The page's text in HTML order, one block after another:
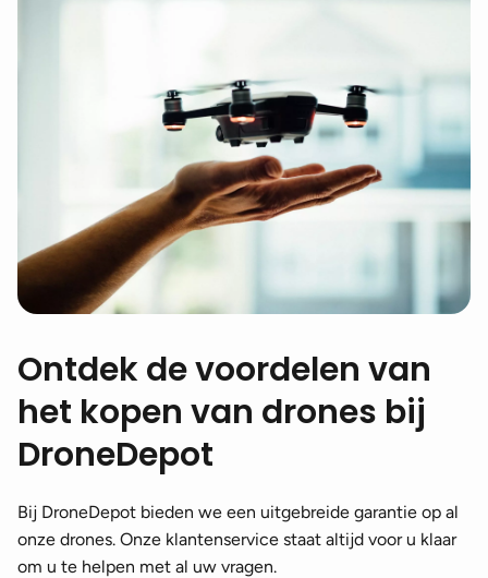
Ontdek de voordelen van
het kopen van drones bij
DroneDepot
Bij DroneDepot bieden we een uitgebreide garantie op al
onze drones. Onze klantenservice staat altijd voor u klaar
om u te helpen met al uw vragen.